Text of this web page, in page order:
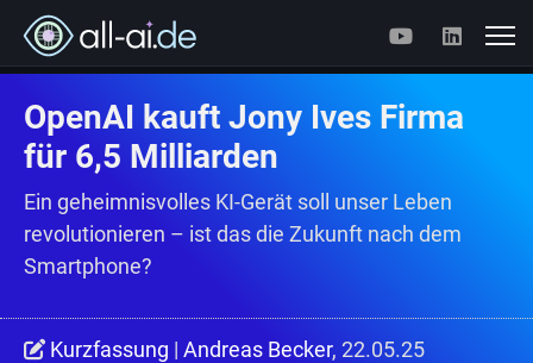
OpenAI kauft Jony Ives Firma
für 6,5 Milliarden
Ein geheimnisvolles KI-Gerät soll unser Leben
revolutionieren – ist das die Zukunft nach dem
Smartphone?
Kurzfassung | Andreas Becker, 22.05.25